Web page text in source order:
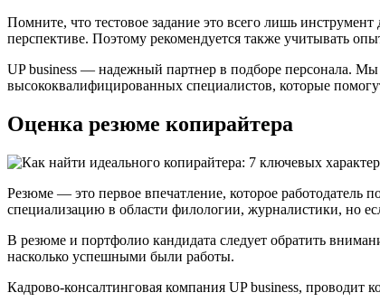
Помните, что тестовое задание это всего лишь
перспективе. Поэтому рекомендуется также учитывать
UP business — надежный партнер в подборе персонала.
высококвалифицированных специалистов, которые
Оценка резюме копирайтера
Резюме — это первое впечатление, которое работодатель
специализацию в области филологии, журналистики, но
В резюме и портфолио кандидата следует обратить
насколько успешными были работы.
Кадрово-консалтинговая компания UP business, проводит